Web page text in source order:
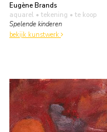
Eugène Brands
aquarel • tekening • te koop
Spelende kinderen
bekijk kunstwerk